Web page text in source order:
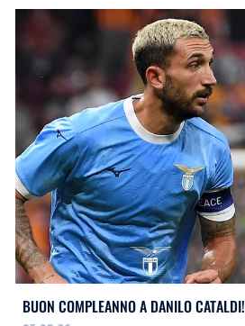
BUON COMPLEANNO A DANILO CATALDI!